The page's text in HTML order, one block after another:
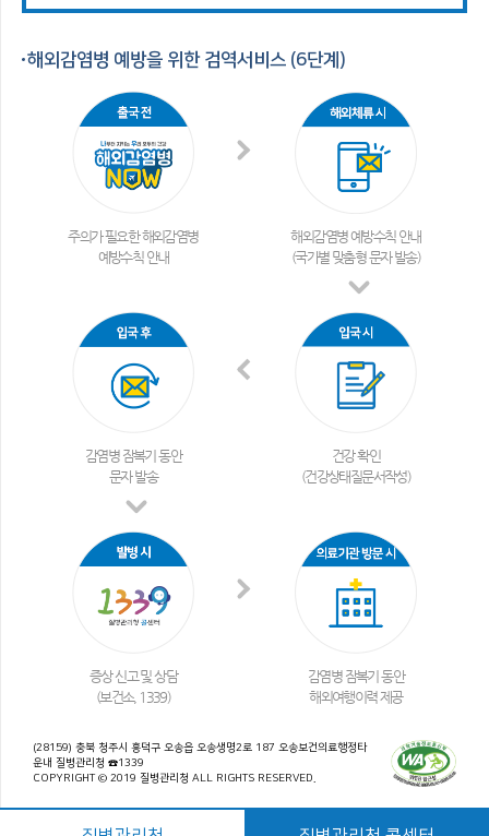
해외감염병 예방을 위한 검역서비스 (6단계)
주의가 필요한 해외감염병
예방수칙 안내
해외감염병 예방수칙 안내
(국가별 맞춤형 문자 발송)
건강 확인
(건강상태질문서작성)
감염병 잠복기 동안
문자 발송
증상 신고 및 상담
(보건소, 1339)
감염병 잠복기 동안
해외여행이력 제공
(28159) 충북 청주시 흥덕구 오송읍 오송생명2로 187 오송보건의료행정타
운내 질병관리청 ☎1339
COPYRIGHT © 2019 질병관리청 ALL RIGHTS RESERVED.